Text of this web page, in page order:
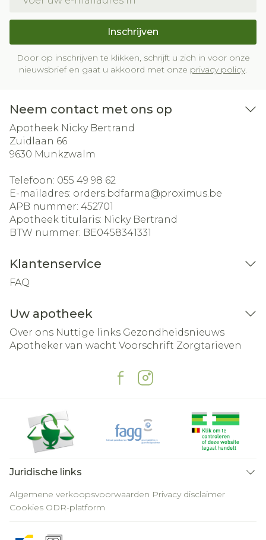
Inschrijven
Door op inschrijven te klikken, schrijft u zich in voor onze
nieuwsbrief en gaat u akkoord met onze privacy policy.
Neem contact met ons op
Apotheek Nicky Bertrand
Zuidlaan 66
9630 Munkzwalm
Telefoon: 055 49 98 62
E-mailadres: orders.bdfarma@proximus.be
APB nummer: 452701
Apotheek titularis: Nicky Bertrand
BTW nummer: BE0458341331
Klantenservice
FAQ
Uw apotheek
Over ons Nuttige links Gezondheidsnieuws
Apotheker van wacht Voorschrift Zorgtarieven
Juridische links
Algemene verkoopsvoorwaarden Privacy disclaimer
Cookies ODR-platform